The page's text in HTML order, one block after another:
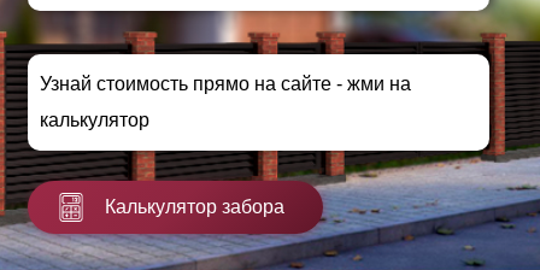
Узнай стоимость прямо на сайте - жми на
калькулятор
Калькулятор забора